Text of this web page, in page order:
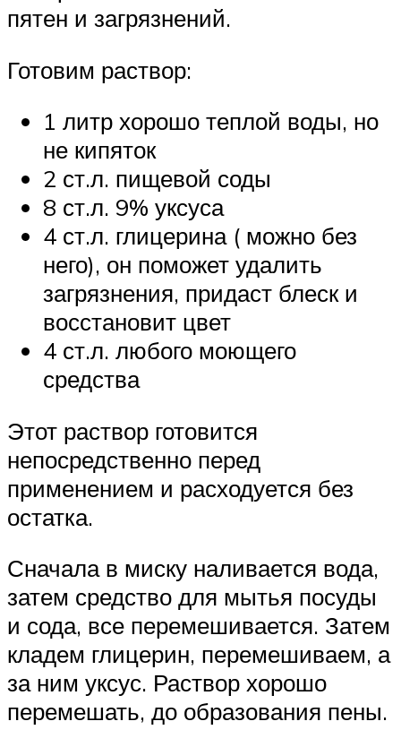
пятен и загрязнений.
Готовим раствор:
1 литр хорошо теплой воды, но
не кипяток
2 ст.л. пищевой соды
8 ст.л. 9% уксуса
4 ст.л. глицерина ( можно без
него), он поможет удалить
загрязнения, придаст блеск и
восстановит цвет
4 ст.л. любого моющего
средства
Этот раствор готовится
непосредственно перед
применением и расходуется без
остатка.
Сначала в миску наливается вода,
затем средство для мытья посуды
и сода, все перемешивается. Затем
кладем глицерин, перемешиваем, а
за ним уксус. Раствор хорошо
перемешать, до образования пены.